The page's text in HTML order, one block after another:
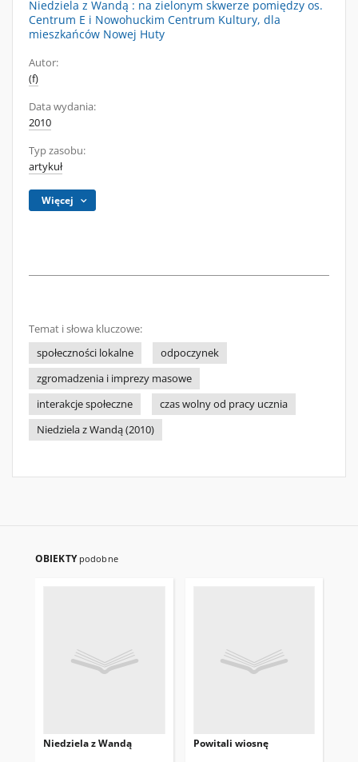
Niedziela z Wandą : na zielonym skwerze pomiędzy os.
Centrum E i Nowohuckim Centrum Kultury, dla
mieszkańców Nowej Huty
Autor:
(f)
Data wydania:
2010
Typ zasobu:
artykuł
Więcej
Temat i słowa kluczowe:
społeczności lokalne
odpoczynek
zgromadzenia i imprezy masowe
interakcje społeczne
czas wolny od pracy ucznia
Niedziela z Wandą (2010)
OBIEKTY podobne
Niedziela z Wandą Powitali wiosnę